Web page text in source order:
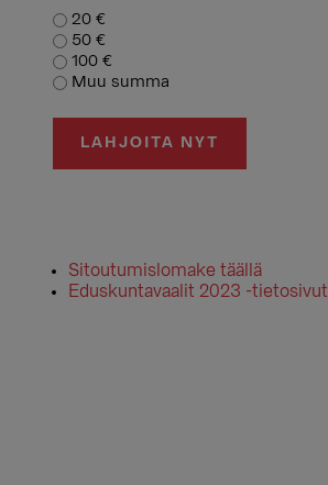
20 €
50 €
100 €
Muu summa
LAHJOITA NYT
Sitoutumislomake täällä
Eduskuntavaalit 2023 -tietosivut